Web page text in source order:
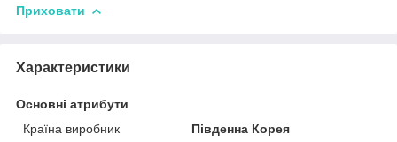
Приховати
Характеристики
Основні атрибути
Країна виробник
Південна Корея